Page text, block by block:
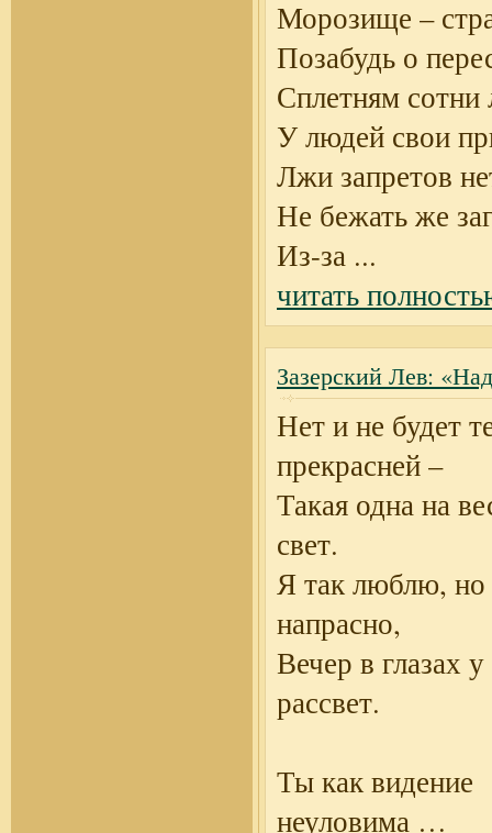
Морозище –
Позабудь о
Сплетням сотни
У людей свои
Лжи запретов
Не бежать же
Из-за ...
читать
Зазерский Лев:
Нет и не будет
прекрасней –
Такая одна на
свет.
Я так люблю, но
напрасно,
Вечер в глазах
рассвет.
Ты как видение
неуловима …